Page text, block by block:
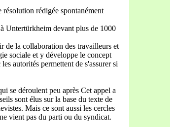
rédigée spontanément
Untertürkheim devant plus de 1000
de la collaboration des travailleurs et
sociale et y développe le concept
autorités permettent de s'assurer si
se déroulent peu après Cet appel a
sont élus sur la base du texte de
Mais ce sont aussi les cercles
vient pas du parti ou du syndicat.